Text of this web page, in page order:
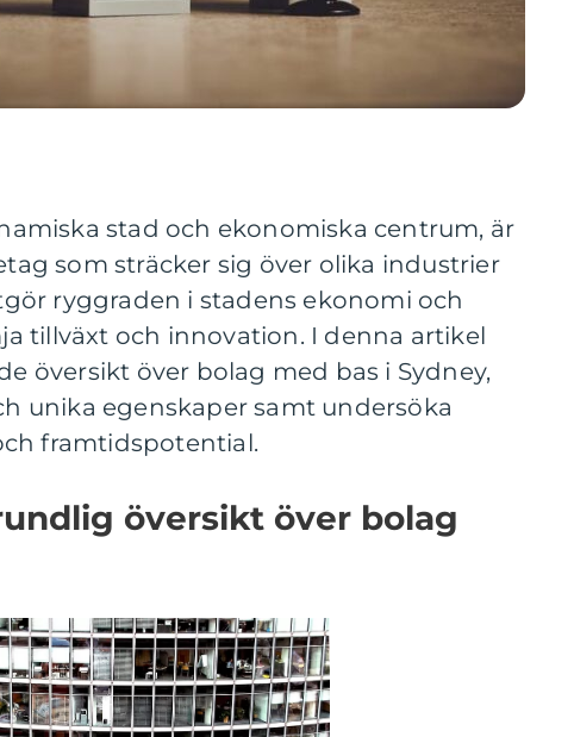
stad och ekonomiska centrum, är
som sträcker sig över olika industrier
ryggraden i stadens ekonomi och
tillväxt och innovation. I denna artikel
översikt över bolag med bas i Sydney,
unika egenskaper samt undersöka
framtidspotential.
översikt över bolag